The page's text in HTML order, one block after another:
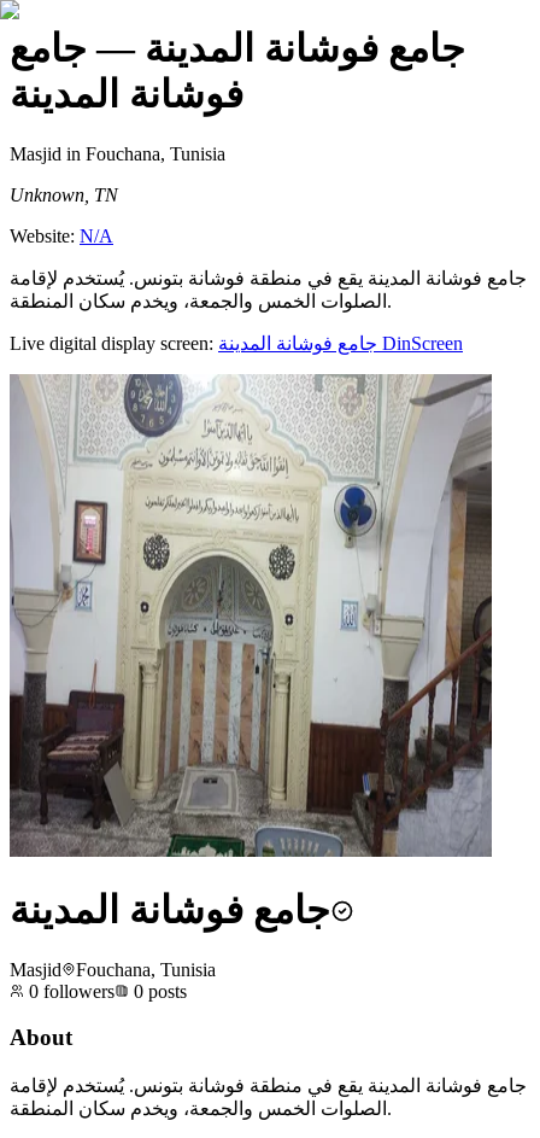
جامع فوشانة المدينة — جامع
فوشانة المدينة
Masjid in Fouchana, Tunisia
Unknown, TN
Website: N/A
جامع فوشانة المدينة يقع في منطقة فوشانة بتونس. يُستخدم لإقامة
الصلوات الخمس والجمعة، ويخدم سكان المنطقة.
Live digital display screen: جامع فوشانة المدينة DinScreen
جامع فوشانة المدينة
Masjid
Fouchana, Tunisia
0 followers 0 posts
About
جامع فوشانة المدينة يقع في منطقة فوشانة بتونس. يُستخدم لإقامة
الصلوات الخمس والجمعة، ويخدم سكان المنطقة.